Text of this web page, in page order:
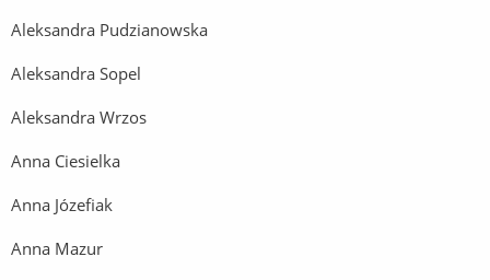
Aleksandra Pudzianowska
Aleksandra Sopel
Aleksandra Wrzos
Anna Ciesielka
Anna Józefiak
Anna Mazur